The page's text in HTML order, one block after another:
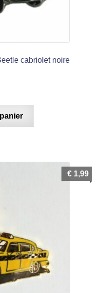
cabriolet noire
€ 1,99